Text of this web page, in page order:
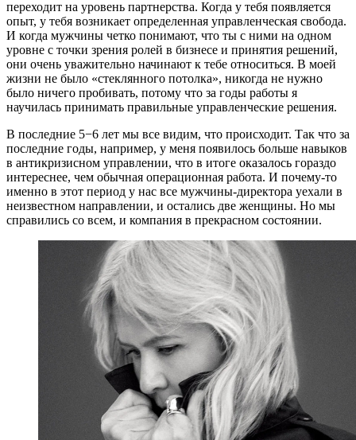
переходит на уровень партнерства. Когда у тебя появляется
опыт, у тебя возникает определенная управленческая свобода.
И когда мужчины четко понимают, что ты с ними на одном
уровне с точки зрения ролей в бизнесе и принятия решений,
они очень уважительно начинают к тебе относиться. В моей
жизни не было «стеклянного потолка», никогда не нужно
было ничего пробивать, потому что за годы работы я
научилась принимать правильные управленческие решения.
В последние 5−6 лет мы все видим, что происходит. Так что за
последние годы, например, у меня появилось больше навыков
в антикризисном управлении, что в итоге оказалось гораздо
интереснее, чем обычная операционная работа. И почему-то
именно в этот период у нас все мужчины-директора уехали в
неизвестном направлении, и остались две женщины. Но мы
справились со всем, и компания в прекрасном состоянии.